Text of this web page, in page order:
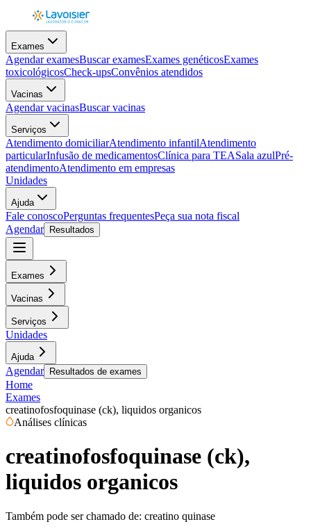
Exames
Agendar examesBuscar examesExames genéticosExames
toxicológicosCheck-upsConvênios atendidos
Vacinas
Agendar vacinasBuscar vacinas
Serviços
Atendimento domiciliarAtendimento infantilAtendimento
particularInfusão de medicamentosClínica para TEASala azulPré-
atendimentoAtendimento em empresas
Unidades
Ajuda
Fale conoscoPerguntas frequentesPeça sua nota fiscal
Agendar
Resultados
Exames
Vacinas
Serviços
Unidades
Ajuda
Agendar Resultados de exames
Home
Exames
creatinofosfoquinase (ck), liquidos organicos
Análises clínicas
creatinofosfoquinase (ck),
liquidos organicos
Também pode ser chamado de: creatino quinase